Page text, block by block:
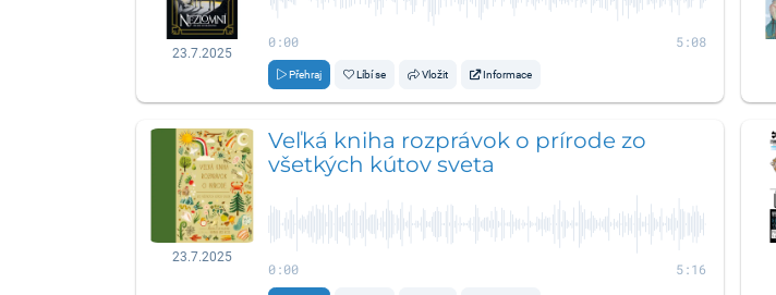
23.7.2025
0:00 5:08
Přehraj Líbí se Vložit Informace
23.7.2025
Veľká kniha rozprávok o prírode zo
všetkých kútov sveta
0:00 5:16